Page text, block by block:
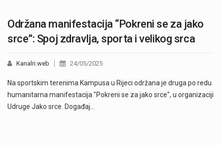
Održana manifestacija “Pokreni se za jako
srce”: Spoj zdravlja, sporta i velikog srca
Kanalri.web 24/05/2025
Na sportskim terenima Kampusa u Rijeci održana je druga po redu
humanitarna manifestacija "Pokreni se za jako srce", u organizaciji
Udruge Jako srce. Događaj…